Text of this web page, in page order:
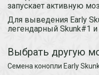
запускает активную
Для выведения Early
легендарный Skunk#1
Выбрать другую
Семена конопли Early